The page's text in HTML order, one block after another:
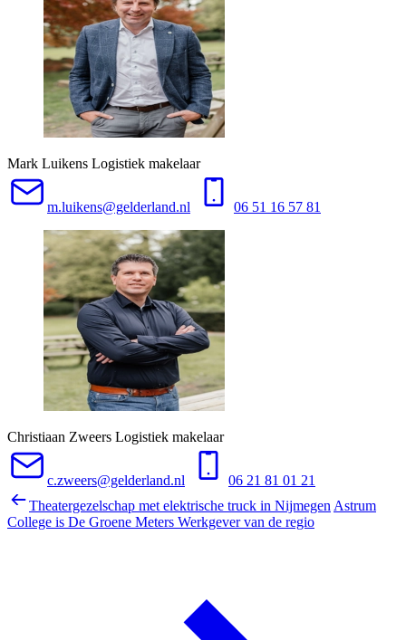
Mark Luikens Logistiek makelaar
m.luikens@gelderland.nl 06 51 16 57 81
Christiaan Zweers Logistiek makelaar
c.zweers@gelderland.nl
06 21 81 01 21
Theatergezelschap met elektrische truck in Nijmegen Astrum
College is De Groene Meters Werkgever van de regio